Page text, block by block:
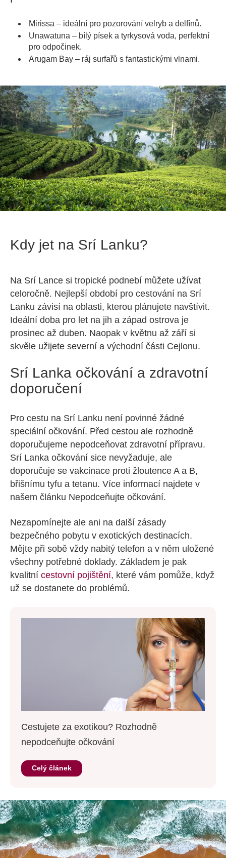
Mirissa – ideální pro pozorování velryb a delfínů.
Unawatuna – bílý písek a tyrkysová voda, perfektní
pro odpočinek.
Arugam Bay – ráj surfařů s fantastickými vlnami.
Kdy jet na Srí Lanku?
Na Srí Lance si tropické podnebí můžete užívat
celoročně. Nejlepší období pro cestování na Srí
Lanku závisí na oblasti, kterou plánujete navštívit.
Ideální doba pro let na jih a západ ostrova je
prosinec až duben. Naopak v květnu až září si
skvěle užijete severní a východní části Cejlonu.
Srí Lanka očkování a zdravotní
doporučení
Pro cestu na Srí Lanku není povinné žádné
speciální očkování. Před cestou ale rozhodně
doporučujeme nepodceňovat zdravotní přípravu.
Srí Lanka očkování sice nevyžaduje, ale
doporučuje se vakcinace proti žloutence A a B,
břišnímu tyfu a tetanu. Více informací najdete v
našem článku Nepodceňujte očkování.
Nezapomínejte ale ani na další zásady
bezpečného pobytu v exotických destinacích.
Mějte při sobě vždy nabitý telefon a v něm uložené
všechny potřebné doklady. Základem je pak
kvalitní cestovní pojištění, které vám pomůže, když
už se dostanete do problémů.
Cestujete za exotikou? Rozhodně
nepodceňujte očkování
Celý článek